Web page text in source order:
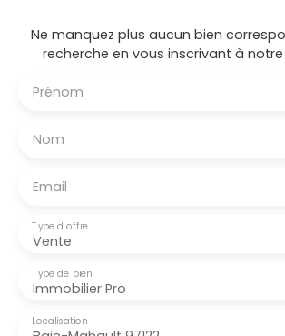
Ne manquez plus aucun bien
recherche en vous inscrivant à
Prénom
Nom
Email
Vente
Type d'offre
Immobilier Pro
Type de bien
Localisation